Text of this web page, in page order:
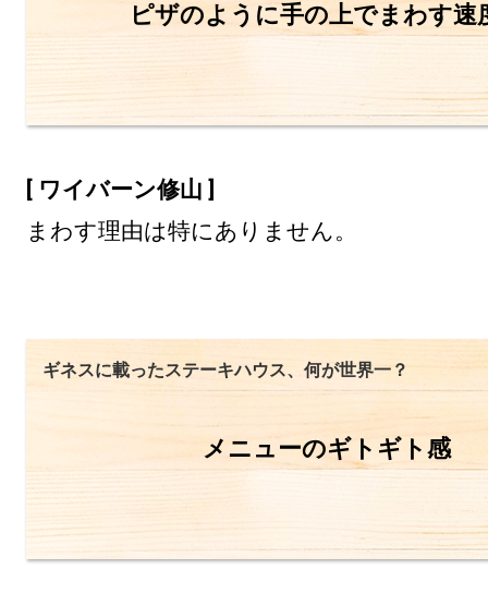
ピザのように手の上でまわす速
[ ワイバーン修山 ]
まわす理由は特にありません。
ギネスに載ったステーキハウス、何が世界一？
メニューのギトギト感